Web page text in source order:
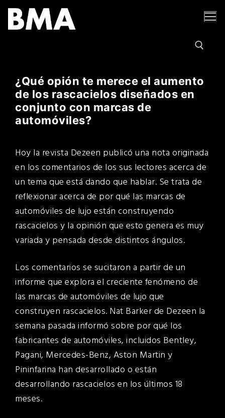
contenido
Buscar por:
¿Qué opión te merece el aumento
de los rascacielos diseñados en
conjunto con marcas de
automóviles?
Hoy la revista Dezeen publicó una nota originada
en los comentarios de los sus lectores acerca de
un tema que está dando que hablar. Se trata de
reflexionar acerca de por qué las marcas de
automóviles de lujo están construyendo
rascacielos y la opinión que esto genera es muy
variada y pensada desde distintos ángulos.
Los comentarios se sucitaron a partir de un
informe que explora el creciente fenómeno de
las marcas de automóviles de lujo que
construyen rascacielos. Nat Barker de Dezeen la
semana pasada informó sobre por qué los
fabricantes de automóviles, incluidos Bentley,
Pagani, Mercedes-Benz, Aston Martin y
Pininfarina han desarrollado o están
desarrollando rascacielos en los últimos 18
meses.